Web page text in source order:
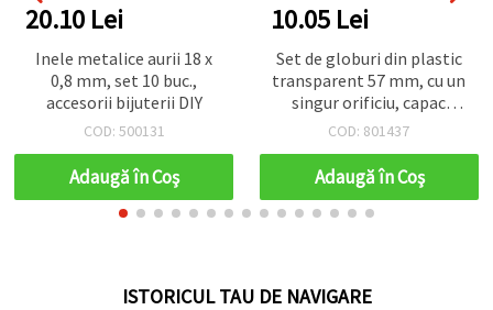
20.10 Lei
Inele metalice aurii 18 x
0,8 mm, set 10 buc.,
accesorii bijuterii DIY
COD: 500131
Adaugă în Coş
10.05 Lei
Set de globuri din plastic
transparent 57 mm, cu un
singur orificiu, capac
metalic 25x25x10 mm și
COD: 801437
Adaugă în Coş
ISTORICUL TAU DE NAVIGARE